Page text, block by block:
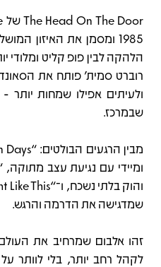
1985 ומסמן את האיזון
הלהקה לבין פופ קליט ומלודי
רוברט סמית’ פותח את
ולעיתים אפילו שמחות יותר
שבמרכז.
שמדגישה את הדרמה והרגש.
לקהל רחב יותר, בלי לוותר